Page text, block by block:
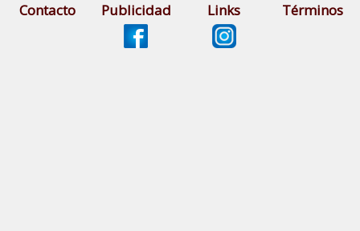
Contacto Publicidad Links Términos